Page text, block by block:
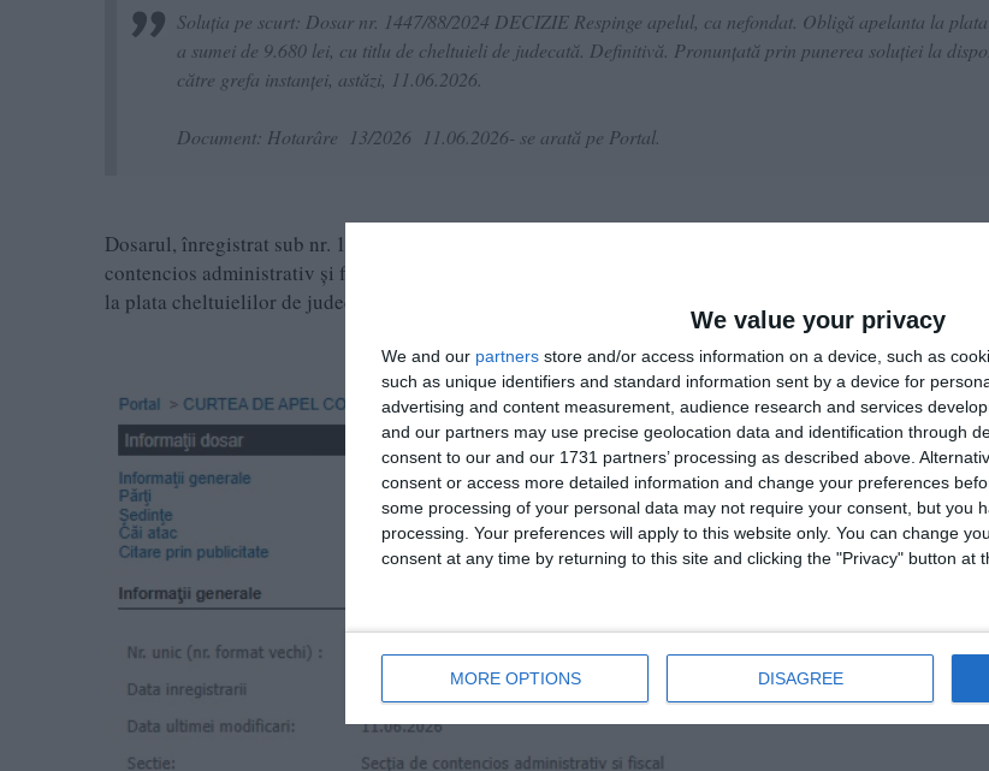
We value your privacy
We and our partners store and/or access information on a device, such as
such as unique identifiers and standard information sent by a device for
advertising and content measurement, audience research and services
and our partners may use precise geolocation data and identification through
consent to our and our 1731 partners’ processing as described above.
consent or access more detailed information and change your preferences
some processing of your personal data may not require your consent, but you
processing. Your preferences will apply to this website only. You can change
consent at any time by returning to this site and clicking the "Privacy" button at
MORE OPTIONS DISAGREE
Soluția pe scurt: Dosar nr. 1447/88/2024 DECIZIE Respinge apelul, ca nefondat. Obligă apelanta la
a sumei de 9.680 lei, cu titlu de cheltuieli de judecată. Definitivă. Pronunţată prin punerea soluţiei la
către grefa instanţei, astăzi, 11.06.2026.
Document: Hotarâre 13/2026 11.06.2026- se arată pe Portal.
Dosarul, înregistrat sub nr. 1447/88/2025, a vizat proceduri și contracte de achiziție publică, fiind
contencios administrativ și fiscal a Curții de Apel. Pe lângă respingerea apelului, magistrații au obligat
la plata cheltuielilor de judecată.